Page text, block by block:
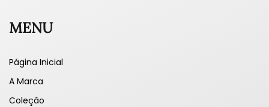
MENU
Página Inicial
A Marca
Coleção